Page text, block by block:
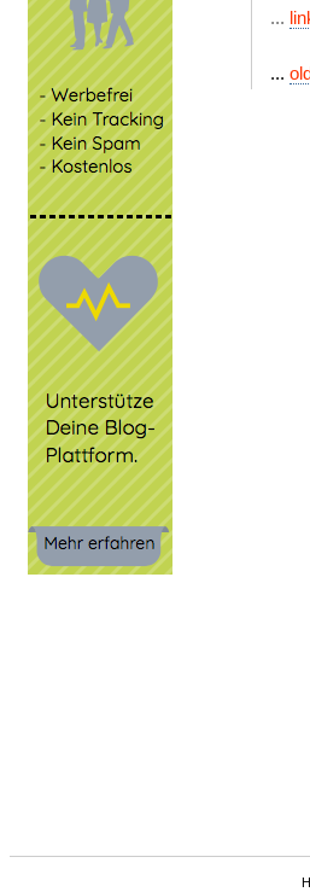
...
...